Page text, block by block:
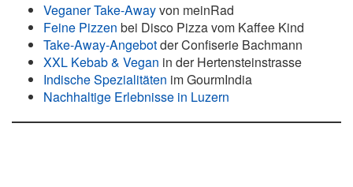
Veganer Take-Awayvon meinRad
Feine Pizzen bei Disco Pizza vom Kaffee Kind
Take-Away-Angebotder Confiserie Bachmann
XXL Kebab & Vegan in der Hertensteinstrasse
Indische Spezialitäten im GourmIndia
Nachhaltige Erlebnisse in Luzern